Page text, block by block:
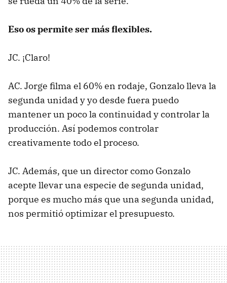
Eso os permite ser más flexibles.
JC. ¡Claro!
AC. Jorge filma el 60% en rodaje, Gonzalo lleva la
segunda unidad y yo desde fuera puedo
mantener un poco la continuidad y controlar la
producción. Así podemos controlar
creativamente todo el proceso.
JC. Además, que un director como Gonzalo
acepte llevar una especie de segunda unidad,
porque es mucho más que una segunda unidad,
nos permitió optimizar el presupuesto.